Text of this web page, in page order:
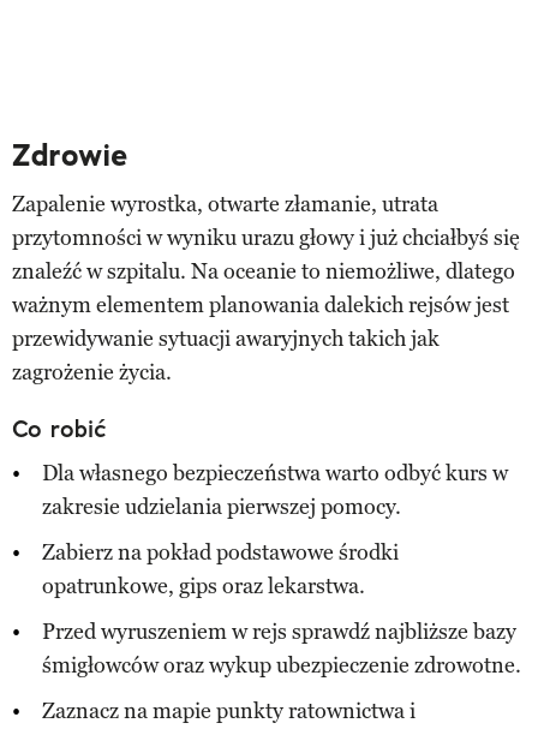
Zdrowie
Zapalenie wyrostka, otwarte złamanie, utrata
przytomności w wyniku urazu głowy i już chciałbyś się
znaleźć w szpitalu. Na oceanie to niemożliwe, dlatego
ważnym elementem planowania dalekich rejsów jest
przewidywanie sytuacji awaryjnych takich jak
zagrożenie życia.
Co robić
Dla własnego bezpieczeństwa warto odbyć kurs w
zakresie udzielania pierwszej pomocy.
Zabierz na pokład podstawowe środki
opatrunkowe, gips oraz lekarstwa.
Przed wyruszeniem w rejs sprawdź najbliższe bazy
śmigłowców oraz wykup ubezpieczenie zdrowotne.
Zaznacz na mapie punkty ratownictwa i